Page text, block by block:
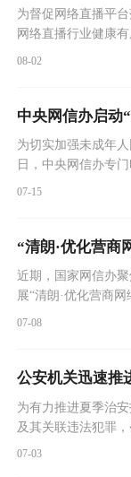
再上新台阶。
为督促网络直播平
网络直播行业健康
线带货营销。编造虚
08-02
为切实加强未成年
日，中央网信办专
的“清朗·2024年暑
07-15
近期，国家网信办
展“清朗·优化营商
法依规查处一批散
07-08
公安机关迅速推
为有力推进夏季治
及其关联违法犯罪
路，于近日同步开
07-03